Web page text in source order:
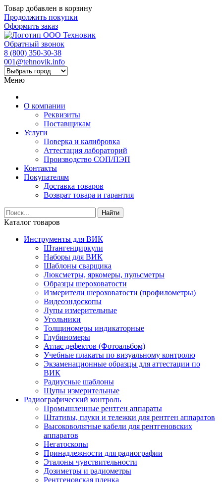
Товар добавлен в корзину
Продолжить покупки
Оформить заказ
Обратный звонок
8 (800) 350-30-38
001@tehnovik.info
Меню
О компании
Реквизиты
Поставщикам
Услуги
Поверка и калибровка
Аттестация лабораторий
Производство СОП/ПЭП
Контакты
Покупателям
Доставка товаров
Возврат товара и гарантия
Найти
Каталог товаров
Инструменты для ВИК
Штангенциркули
Наборы для ВИК
Шаблоны сварщика
Люксметры, яркомеры, пульсметры
Образцы шероховатости
Измерители шероховатости (профилометры)
Видеоэндоскопы
Лупы измерительные
Угольники
Толщиномеры индикаторные
Глубиномеры
Атлас дефектов (Фотоальбом)
Учебные плакаты по визуальному контролю
Экзаменационные образцы для аттестации по
ВИК
Радиусные шаблоны
Щупы измерительные
Радиографический контроль
Промышленные рентген аппараты
Штативы, пауки и тележки для рентген аппаратов
Высоковольтные кабели для рентгеновских
аппаратов
Негатоскопы
Принадлежности для радиографии
Эталоны чувствительности
Дозиметры и радиометры
Рентгеновская пленка